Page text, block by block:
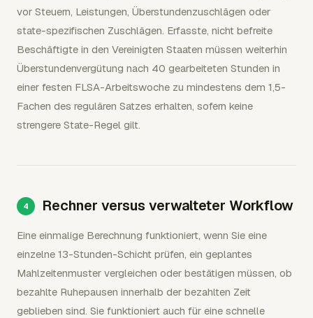
vor Steuern, Leistungen, Überstundenzuschlägen oder
state-spezifischen Zuschlägen. Erfasste, nicht befreite
Beschäftigte in den Vereinigten Staaten müssen weiterhin
Überstundenvergütung nach 40 gearbeiteten Stunden in
einer festen FLSA-Arbeitswoche zu mindestens dem 1,5-
Fachen des regulären Satzes erhalten, sofern keine
strengere State-Regel gilt.
Rechner versus verwalteter Workflow
Eine einmalige Berechnung funktioniert, wenn Sie eine
einzelne 13-Stunden-Schicht prüfen, ein geplantes
Mahlzeitenmuster vergleichen oder bestätigen müssen, ob
bezahlte Ruhepausen innerhalb der bezahlten Zeit
geblieben sind. Sie funktioniert auch für eine schnelle